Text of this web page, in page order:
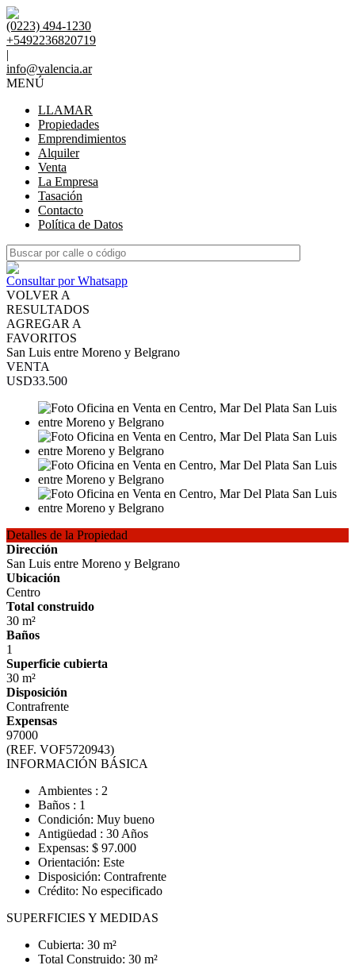
(0223) 494-1230
+5492236820719
|
info@valencia.ar
MENÚ
LLAMAR
Propiedades
Emprendimientos
Alquiler
Venta
La Empresa
Tasación
Contacto
Política de Datos
Consultar por Whatsapp
VOLVER A
RESULTADOS
AGREGAR A
FAVORITOS
San Luis entre Moreno y Belgrano
VENTA
USD33.500
Detalles de la Propiedad
Dirección
San Luis entre Moreno y Belgrano
Ubicación
Centro
Total construido
30 m²
Baños
1
Superficie cubierta
30 m²
Disposición
Contrafrente
Expensas
97000
(REF. VOF5720943)
INFORMACIÓN BÁSICA
Ambientes : 2
Baños : 1
Condición: Muy bueno
Antigüedad : 30 Años
Expensas: $ 97.000
Orientación: Este
Disposición: Contrafrente
Crédito: No especificado
SUPERFICIES Y MEDIDAS
Cubierta: 30 m²
Total Construido: 30 m²